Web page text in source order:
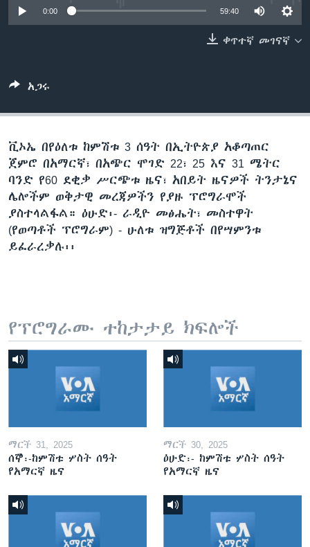
0:00 59:40
ቀጥተኛ መገናኛ
አጋሩ
ቪኦኤ በየዕለቱ ከምሽቱ 3 ሰዓት በኢትዮጵያ አቆጣጠር
ጀምሮ በአማርኛ፣ በአጭር ሞገድ 22፣ 25 እና 31 ሜትር
ባንድ የ60 ደቂቃ ሥርጭቱ ዜና፣ አበይት ዜናዎች ትንታኔና
ሌሎችም ወቅታዊ መረጃዎችን የያዙ ፕሮግራሞች
ያስተላልፋል። ዕሁድ፡- ራዲዮ መፅሔት፣ መስተዋት
(የወጣቶች ፕሮግራም) - ሁለቱ ዝግጅቶች በየሣምንቱ
ይፈራረቃሉ፡፡
የፕሮግራሙ ተከታታይ ክፍሎች
ማርች 31, 2025
ሰኞ፡-ከምሽቱ ሦስት ሰዓት
የአማርኛ ዜና
ማርች 30, 2025
ዕሁድ፡- ከምሽቱ ሦስት ሰዓት
የአማርኛ ዜና